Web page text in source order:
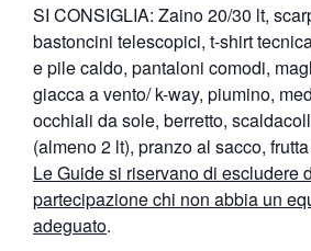
SI CONSIGLIA: Zaino 20/30 lt,
bastoncini telescopici, t-shirt
e pile caldo, pantaloni comodi,
giacca a vento/ k-way, piumino,
occhiali da sole, berretto,
(almeno 2 lt), pranzo al sacco,
Le Guide si riservano di escludere
partecipazione chi non abbia un
adeguato.